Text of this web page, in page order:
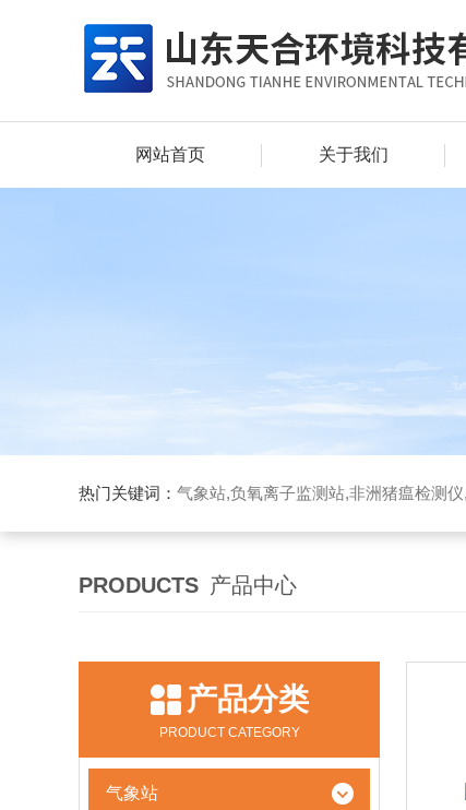
网站首页 关于我们
热门关键词： 气象站,负氧离子监测站,非洲猪瘟检测仪,气象
PRODUCTS 产品中心
产品分类
PRODUCT CATEGORY
气象站